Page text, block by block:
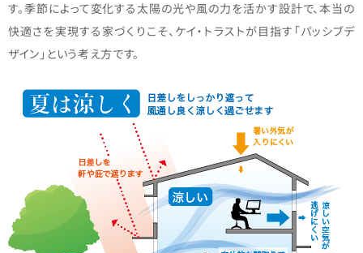
す。季節によって変化する太陽の光や風の力を活かす設計で、本当の
快適さを実現する家づくりこそ、ケイ・トラストが目指す「パッシブデ
ザイン」という考え方です。